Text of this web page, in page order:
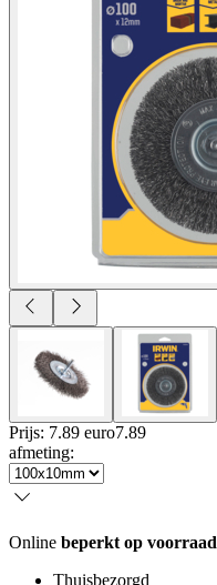
Prijs: 7.89 euro7.89
afmeting:
Online beperkt op voorraad
Thuisbezorgd